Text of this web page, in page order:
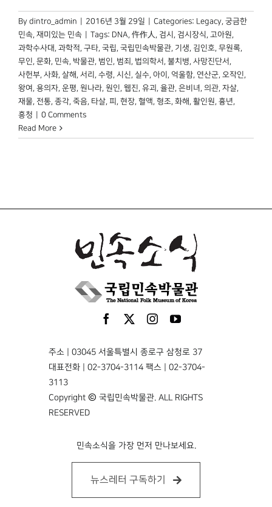
By dintro_admin 2016년 3월 29일 Categories: Legacy, 궁금한
민속, 재미있는 민속 Tags: DNA, 仵作人 , 검시 , 검시장식, 고아원,
과학수사대 , 과학적, 구타, 국립, 국립민속박물관, 기생, 김인호, 무원록,
무인, 문화, 민속, 박물관, 범인, 범죄 , 법의학서 , 불치병, 사망진단서 ,
사헌부, 사화, 살해 , 서리 , 수령, 시신, 실수, 아이 , 억울함, 연산군, 오작인,
왕여 , 용의자, 운평, 원나라, 원인, 웹진, 유괴 , 율관, 은비녀 , 의관, 자살,
재물, 전통, 종각, 죽음, 타살, 피 , 현장, 혈액, 형조, 화해 , 활인원, 흉년,
흥청
0 Comments
Read More
주소 | 03045 서울특별시 종로구 삼청로 37
대표전화 | 02-3704-3114 팩스 | 02-3704-
3113
Copyright © 국립민속박물관. ALL RIGHTS
RESERVED
민속소식을 가장 먼저 만나보세요.
뉴스레터 구독하기